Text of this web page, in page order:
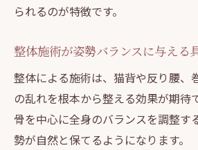
られるのが特徴です。
整体施術が姿勢バランスに与える
整体による施術は、猫背や反り腰、
の乱れを根本から整える効果が期待
骨を中心に全身のバランスを調整す
勢が自然と保てるようになります。